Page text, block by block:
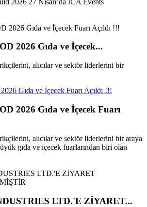
2026 Gıda ve İçecek...
alıcılar ve sektör liderlerini bir
Gıda ve İçecek Fuarı Açıldı !!!
2026 Gıda ve İçecek Fuarı
alıcılar ve sektör liderlerini bir araya
gıda ve içecek fuarlarından biri olan
LTD.'E ZİYARET...